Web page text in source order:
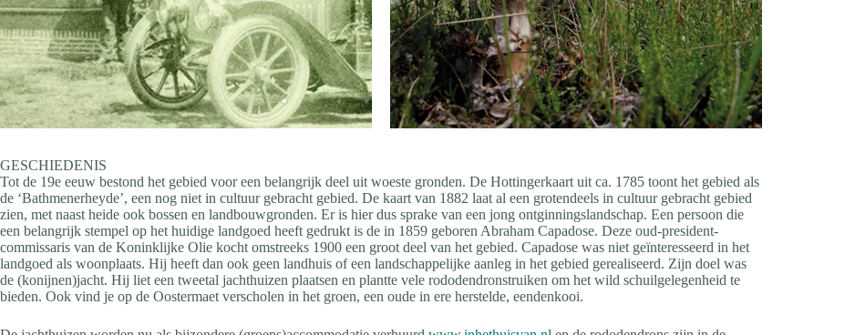
GESCHIEDENIS
Tot de 19e eeuw bestond het gebied voor een belangrijk deel uit woeste gronden. De Hottingerkaart uit ca. 1785 toont het gebied als
de ‘Bathmenerheyde’, een nog niet in cultuur gebracht gebied. De kaart van 1882 laat al een grotendeels in cultuur gebracht gebied
zien, met naast heide ook bossen en landbouwgronden. Er is hier dus sprake van een jong ontginningslandschap. Een persoon die
een belangrijk stempel op het huidige landgoed heeft gedrukt is de in 1859 geboren Abraham Capadose. Deze oud-president-
commissaris van de Koninklijke Olie kocht omstreeks 1900 een groot deel van het gebied. Capadose was niet geïnteresseerd in het
landgoed als woonplaats. Hij heeft dan ook geen landhuis of een landschappelijke aanleg in het gebied gerealiseerd. Zijn doel was
de (konijnen)jacht. Hij liet een tweetal jachthuizen plaatsen en plantte vele rododendronstruiken om het wild schuilgelegenheid te
bieden. Ook vind je op de Oostermaet verscholen in het groen, een oude in ere herstelde, eendenkooi.